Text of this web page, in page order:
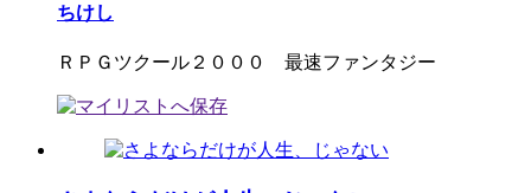
ちけし
ＲＰＧツクール２０００ 最速ファンタジー